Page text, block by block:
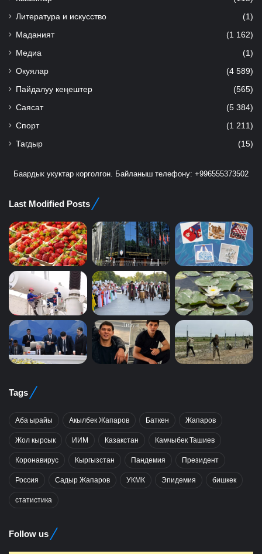
Литература и искусство (1)
Маданият (1 162)
Медиа (1)
Окуялар (4 589)
Пайдалуу кеңештер (565)
Саясат (5 384)
Спорт (1 211)
Тагдыр (15)
Баардык укуктар корголгон. Байланыш телефону: +996555373502
Last Modified Posts
Tags
Аба ырайы Акылбек Жапаров Баткен Жапаров
Жол кырсык ИИМ Казакстан Камчыбек Ташиев
Коронавирус Кыргызстан Пандемия Президент
Россия Садыр Жапаров УКМК Эпидемия бишкек
статистика
Follow us